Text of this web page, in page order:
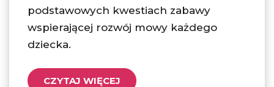
podstawowych kwestiach zabawy
wspierającej rozwój mowy każdego
dziecka.
CZYTAJ WIĘCEJ